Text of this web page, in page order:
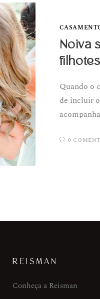
Noiva
Quando o
de incluir
0
REISMAN
Conheça a Reisman